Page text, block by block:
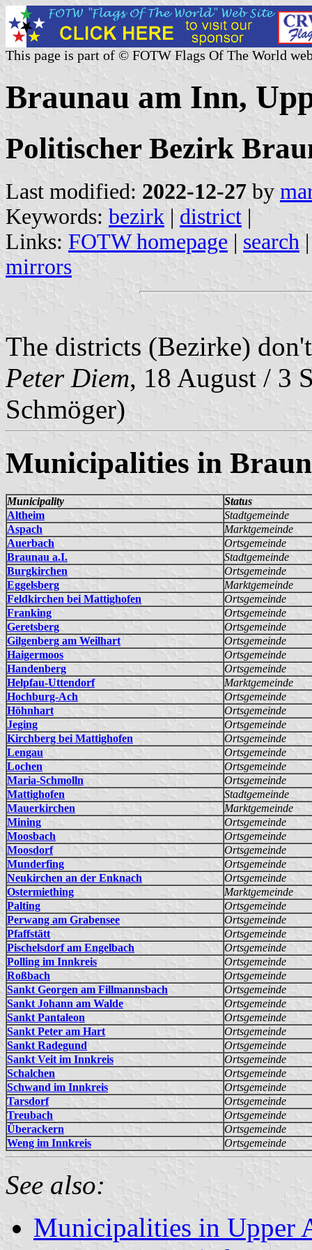
This page is part of © FOTW Flags Of The World
Braunau am Inn,
Politischer Bezirk
Last modified: 2022-12-27 by
Keywords: bezirk | district |
Links: FOTW homepage | search
mirrors
The districts (Bezirke)
Peter Diem, 18 August / 3
Schmöger)
Municipalities in
Municipality
Status
Altheim
Stadtgemeinde
Aspach
Marktgemeinde
Auerbach
Ortsgemeinde
Braunau a.I.
Stadtgemeinde
Burgkirchen
Ortsgemeinde
Eggelsberg
Marktgemeinde
Feldkirchen bei Mattighofen
Ortsgemeinde
Franking
Ortsgemeinde
Geretsberg
Ortsgemeinde
Gilgenberg am Weilhart
Ortsgemeinde
Haigermoos
Ortsgemeinde
Handenberg
Ortsgemeinde
Helpfau-Uttendorf
Marktgemeinde
Hochburg-Ach
Ortsgemeinde
Höhnhart
Ortsgemeinde
Jeging
Ortsgemeinde
Kirchberg bei Mattighofen
Ortsgemeinde
Lengau
Ortsgemeinde
Lochen
Ortsgemeinde
Maria-Schmolln
Ortsgemeinde
Mattighofen
Stadtgemeinde
Mauerkirchen
Marktgemeinde
Mining
Ortsgemeinde
Moosbach
Ortsgemeinde
Moosdorf
Ortsgemeinde
Munderfing
Ortsgemeinde
Neukirchen an der Enknach
Ortsgemeinde
Ostermiething
Marktgemeinde
Palting
Ortsgemeinde
Perwang am Grabensee
Ortsgemeinde
Pfaffstätt
Ortsgemeinde
Pischelsdorf am Engelbach
Ortsgemeinde
Polling im Innkreis
Ortsgemeinde
Roßbach
Ortsgemeinde
Sankt Georgen am Fillmannsbach
Ortsgemeinde
Sankt Johann am Walde
Ortsgemeinde
Sankt Pantaleon
Ortsgemeinde
Sankt Peter am Hart
Ortsgemeinde
Sankt Radegund
Ortsgemeinde
Sankt Veit im Innkreis
Ortsgemeinde
Schalchen
Ortsgemeinde
Schwand im Innkreis
Ortsgemeinde
Tarsdorf
Ortsgemeinde
Treubach
Ortsgemeinde
Überackern
Ortsgemeinde
Weng im Innkreis
Ortsgemeinde
See also:
Municipalities in Upper